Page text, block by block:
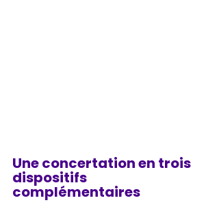
Une concertation en trois
dispositifs
complémentaires